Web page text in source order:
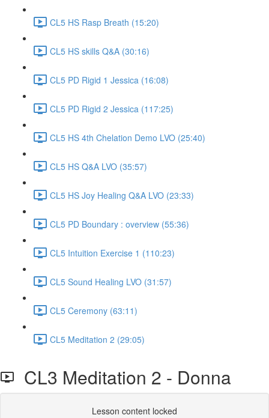
CL5 HS Rasp Breath (15:20)
CL5 HS skills Q&A (30:16)
CL5 PD Rigid 1 Jessica (16:08)
CL5 PD Rigid 2 Jessica (117:25)
CL5 HS 4th Chelation Demo LVO (25:40)
CL5 HS Q&A LVO (35:57)
CL5 HS Joy Healing Q&A LVO (23:33)
CL5 PD Boundary : overview (55:36)
CL5 Intuition Exercise 1 (110:23)
CL5 Sound Healing LVO (31:57)
CL5 Ceremony (63:11)
CL5 Meditation 2 (29:05)
CL3 Meditation 2 - Donna
Lesson content locked